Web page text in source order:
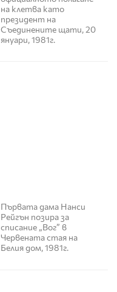
на клетва като
президент на
Съединените щати, 20
януари, 1981г.
Първата дама Нанси
Рейгън позира за
списание „Вог” в
Червената стая на
Белия дом, 1981г.